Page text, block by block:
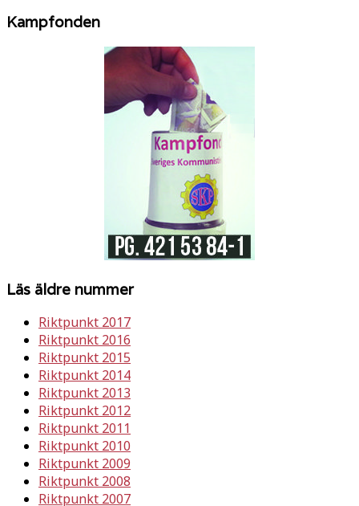
Kampfonden
Läs äldre nummer
Riktpunkt 2017
Riktpunkt 2016
Riktpunkt 2015
Riktpunkt 2014
Riktpunkt 2013
Riktpunkt 2012
Riktpunkt 2011
Riktpunkt 2010
Riktpunkt 2009
Riktpunkt 2008
Riktpunkt 2007